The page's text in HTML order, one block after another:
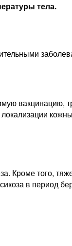
тела.
вакцинацию,
Кроме того,
в период